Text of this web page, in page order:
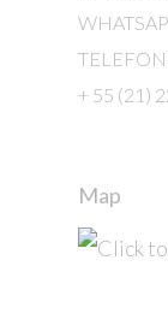
+ 55 (21)
Map